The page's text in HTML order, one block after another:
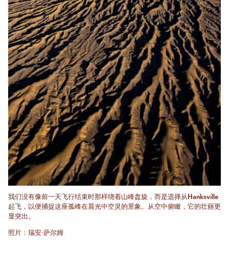
我们没有像前一天飞行结束时那样绕着山峰盘旋，而是选择从Hanksville
起飞，以便捕捉这座孤峰在晨光中空灵的景象。从空中俯瞰，它的壮丽更
显突出。
照片：瑞安·萨尔姆